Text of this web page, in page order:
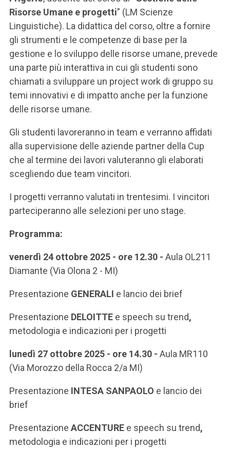
SEI UN DOCENTE O UN MEMBRO DELLO STAFF
ACCEDI A CLOUDMAIL
Risorse Umane e progetti” (LM Scienze
Linguistiche). La didattica del corso, oltre a fornire
gli strumenti e le competenze di base per la
gestione e lo sviluppo delle risorse umane, prevede
una parte più interattiva in cui gli studenti sono
chiamati a sviluppare un project work di gruppo su
temi innovativi e di impatto anche per la funzione
delle risorse umane.
Gli studenti lavoreranno in team e verranno affidati
alla supervisione delle aziende partner della Cup
che al termine dei lavori valuteranno gli elaborati
scegliendo due team vincitori.
I progetti verranno valutati in trentesimi. I vincitori
parteciperanno alle selezioni per uno stage.
Programma:
venerdì 24 ottobre 2025 - ore 12.30 - Aula OL211
Diamante (Via Olona 2 - MI)
Presentazione GENERALI e lancio dei brief
Presentazione DELOITTE e speech su trend,
metodologia e indicazioni per i progetti
lunedì 27 ottobre 2025 - ore 14.30 - Aula MR110
(Via Morozzo della Rocca 2/a MI)
Presentazione INTESA SANPAOLO e lancio dei
brief
Presentazione ACCENTURE e speech su trend,
metodologia e indicazioni per i progetti